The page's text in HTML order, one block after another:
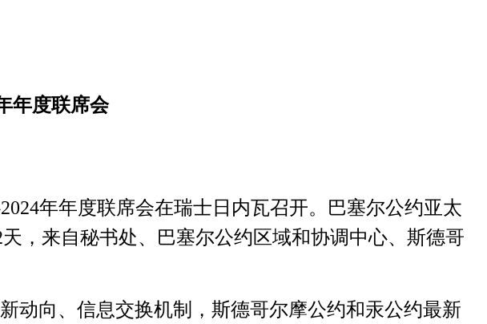
年度联席会
年年度联席会在瑞士日内瓦召开。 巴塞尔公约亚太
天，来自秘书处、巴塞尔公约区域和协调中心、斯德哥
动向、信息交换机制，斯德哥尔摩公约和汞公约最新